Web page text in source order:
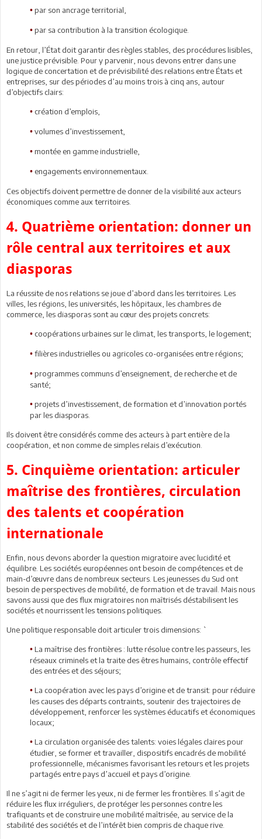
• par son ancrage territorial,
• par sa contribution à la transition écologique.
En retour, l’État doit garantir des règles stables, des procédures lisibles,
une justice prévisible. Pour y parvenir, nous devons entrer dans une
logique de concertation et de prévisibilité des relations entre États et
entreprises, sur des périodes d’au moins trois à cinq ans, autour
d’objectifs clairs:
• création d’emplois,
• volumes d’investissement,
• montée en gamme industrielle,
• engagements environnementaux.
Ces objectifs doivent permettre de donner de la visibilité aux acteurs
économiques comme aux territoires.
4. Quatrième orientation: donner un
rôle central aux territoires et aux
diasporas
La réussite de nos relations se joue d’abord dans les territoires. Les
villes, les régions, les universités, les hôpitaux, les chambres de
commerce, les diasporas sont au cœur des projets concrets:
• coopérations urbaines sur le climat, les transports, le logement;
• filières industrielles ou agricoles co-organisées entre régions;
• programmes communs d’enseignement, de recherche et de
santé;
• projets d’investissement, de formation et d’innovation portés
par les diasporas.
Ils doivent être considérés comme des acteurs à part entière de la
coopération, et non comme de simples relais d’exécution.
5. Cinquième orientation: articuler
maîtrise des frontières, circulation
des talents et coopération
internationale
Enfin, nous devons aborder la question migratoire avec lucidité et
équilibre. Les sociétés européennes ont besoin de compétences et de
main-d’œuvre dans de nombreux secteurs. Les jeunesses du Sud ont
besoin de perspectives de mobilité, de formation et de travail. Mais nous
savons aussi que des flux migratoires non maîtrisés déstabilisent les
sociétés et nourrissent les tensions politiques.
Une politique responsable doit articuler trois dimensions: `
• La maîtrise des frontières : lutte résolue contre les passeurs, les
réseaux criminels et la traite des êtres humains, contrôle effectif
des entrées et des séjours;
• La coopération avec les pays d’origine et de transit: pour réduire
les causes des départs contraints, soutenir des trajectoires de
développement, renforcer les systèmes éducatifs et économiques
locaux;
• La circulation organisée des talents: voies légales claires pour
étudier, se former et travailler, dispositifs encadrés de mobilité
professionnelle, mécanismes favorisant les retours et les projets
partagés entre pays d’accueil et pays d’origine.
Il ne s’agit ni de fermer les yeux, ni de fermer les frontières. Il s’agit de
réduire les flux irréguliers, de protéger les personnes contre les
trafiquants et de construire une mobilité maîtrisée, au service de la
stabilité des sociétés et de l’intérêt bien compris de chaque rive.